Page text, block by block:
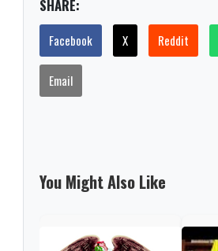
SHARE:
Facebook X Reddit
Email
You Might Also Like